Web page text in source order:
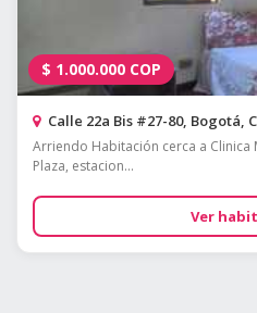
$ 1.000.000 COP
Calle 22a Bis #27-80, Bogotá,
Arriendo Habitación cerca a Clinica
Plaza, estacion...
Ver